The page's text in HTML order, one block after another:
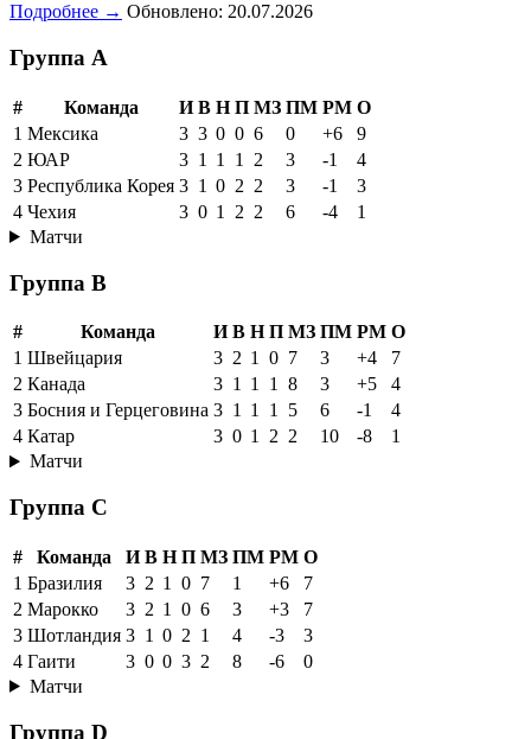
Подробнее → Обновлено: 20.07.2026
Группа A
# Команда И В Н П МЗ ПМ РМ О
1 Мексика 3 3 0 0 6 0 +6
9
2 ЮАР 3 1 1 1 2 3 -1
4
3 Республика Корея 3 1 0 2 2 3 -1
3
4 Чехия 3 0 1 2 2 6 -4
1
Матчи
Группа B
# Команда И В Н П МЗ ПМ РМ О
1 Швейцария 3 2 1 0 7 3 +4
7
2 Канада 3 1 1 1 8 3 +5
4
3 Босния и Герцеговина 3 1 1 1 5 6 -1
4
4 Катар 3 0 1 2 2 10 -8
1
Матчи
Группа C
# Команда И В Н П МЗ ПМ РМ О
1 Бразилия 3 2 1 0 7 1 +6
7
2 Марокко 3 2 1 0 6 3 +3
7
3 Шотландия 3 1 0 2 1 4 -3
3
4 Гаити 3 0 0 3 2 8 -6
0
Матчи
Группа D